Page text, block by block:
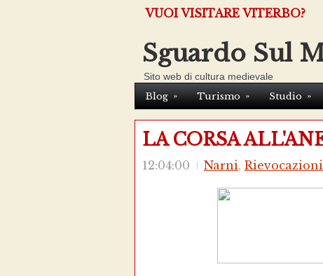
VUOI VISITARE VITERBO?
Sguardo Sul
Sito web di cultura medievale
Blog » Turismo » Studio »
LA CORSA
12:04:00 Narni,